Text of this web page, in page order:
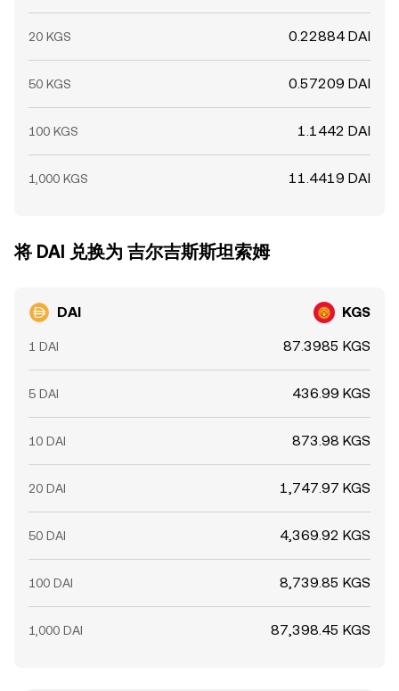
20 KGS 0.22884 DAI
50 KGS 0.57209 DAI
100 KGS 1.1442 DAI
1,000 KGS 11.4419 DAI
将 DAI 兑换为 吉尔吉斯斯坦索姆
DAI KGS
1 DAI 87.3985 KGS
5 DAI 436.99 KGS
10 DAI 873.98 KGS
20 DAI 1,747.97 KGS
50 DAI 4,369.92 KGS
100 DAI 8,739.85 KGS
1,000 DAI 87,398.45 KGS